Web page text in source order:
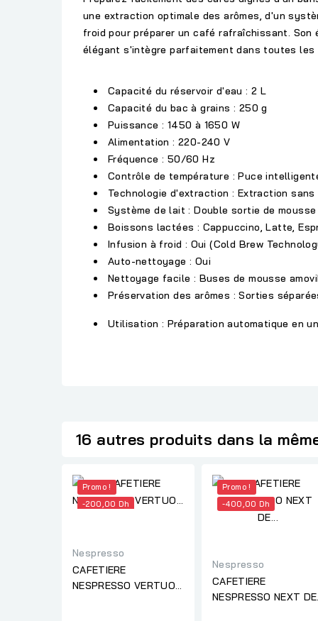
une extraction optimale des arômes, d'un
froid pour préparer un café rafraîchissant.
élégant s'intègre parfaitement dans toutes les
Capacité du réservoir d'eau : 2 L
Capacité du bac à grains : 250 g
Puissance : 1450 à 1650 W
Alimentation : 220-240 V
Fréquence : 50/60 Hz
Contrôle de température : Puce
Technologie d'extraction : Extraction sans
Système de lait : Double sortie de
Boissons lactées : Cappuccino, Latte,
Infusion à froid : Oui (Cold Brew
Auto-nettoyage : Oui
Nettoyage facile : Buses de mousse
Préservation des arômes : Sorties
Utilisation : Préparation automatique en
16 autres produits dans la
Promo !
-200,00 Dh
Nespresso
CAFETIERE
NESPRESSO VERTUO
Promo !
-400,00 Dh
Nespresso
CAFETIERE
NESPRESSO NEXT DE